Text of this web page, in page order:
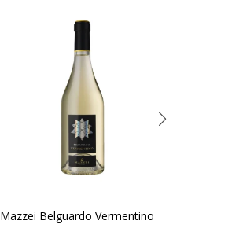
Mazzei Belguardo Vermentino